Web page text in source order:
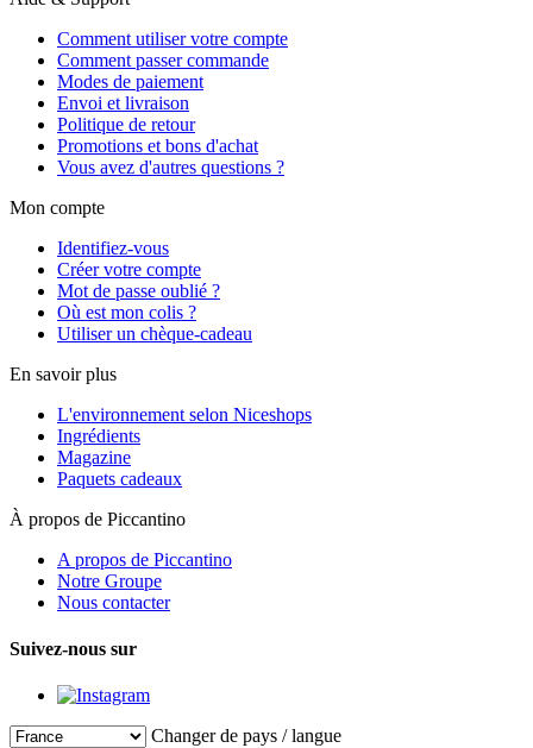
Comment utiliser votre compte
Comment passer commande
Modes de paiement
Envoi et livraison
Politique de retour
Promotions et bons d'achat
Vous avez d'autres questions ?
Mon compte
Identifiez-vous
Créer votre compte
Mot de passe oublié ?
Où est mon colis ?
Utiliser un chèque-cadeau
En savoir plus
L'environnement selon Niceshops
Ingrédients
Magazine
Paquets cadeaux
À propos de Piccantino
A propos de Piccantino
Notre Groupe
Nous contacter
Suivez-nous sur
Changer de pays / langue